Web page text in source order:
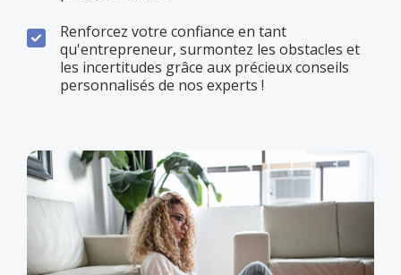
Renforcez votre confiance en tant
qu'entrepreneur, surmontez les obstacles et
les incertitudes grâce aux précieux conseils
personnalisés de nos experts !